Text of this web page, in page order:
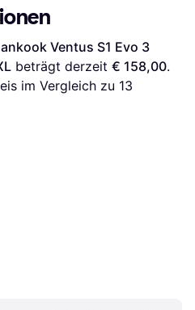
Ventus S1 Evo 3
beträgt derzeit € 158,00.
im Vergleich zu 13